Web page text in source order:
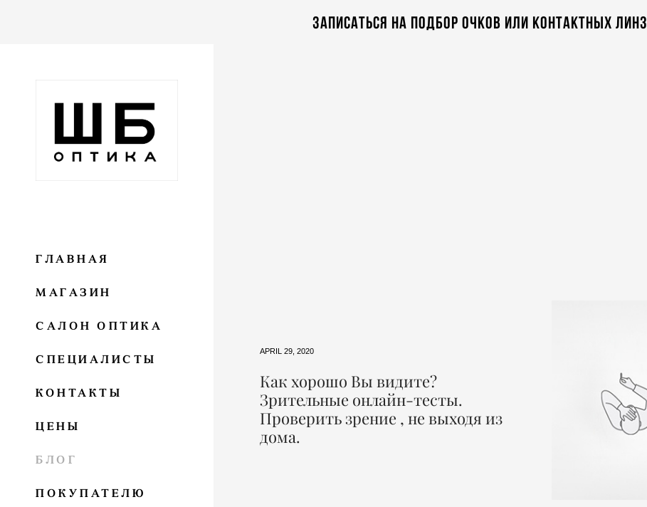
Записаться на подбор очков или контактных линз
ГЛАВНАЯ
МАГАЗИН
САЛОН ОПТИКА
СПЕЦИАЛИСТЫ
КОНТАКТЫ
ЦЕНЫ
БЛОГ
ПОКУПАТЕЛЮ
APRIL 29, 2020
Как хорошо Вы видите?
Зрительные онлайн-тесты.
Проверить зрение , не выходя из
дома.